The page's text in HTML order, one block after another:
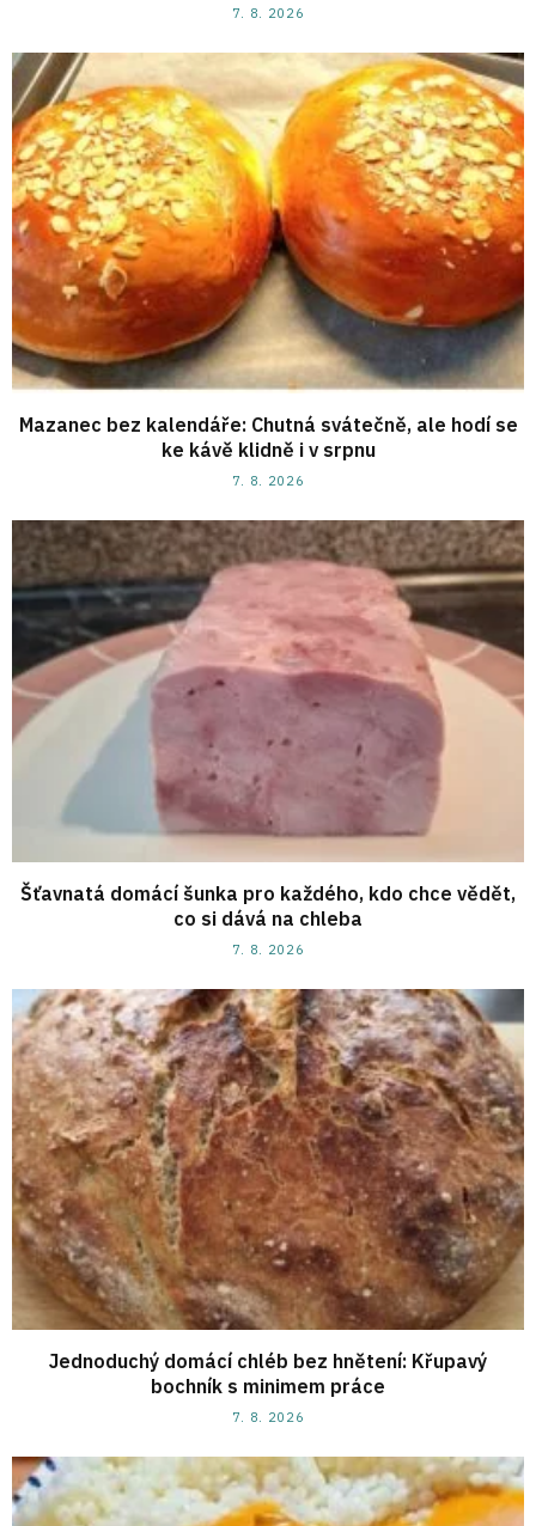
7. 8. 2026
Mazanec bez kalendáře: Chutná svátečně, ale hodí se
ke kávě klidně i v srpnu
7. 8. 2026
Šťavnatá domácí šunka pro každého, kdo chce vědět,
co si dává na chleba
7. 8. 2026
Jednoduchý domácí chléb bez hnětení: Křupavý
bochník s minimem práce
7. 8. 2026